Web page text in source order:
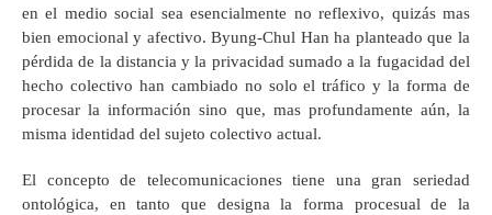
en el medio social sea esencialmente no reflexivo, quizás mas
bien emocional y afectivo. Byung-Chul Han ha planteado que la
pérdida de la distancia y la privacidad sumado a la fugacidad del
hecho colectivo han cambiado no solo el tráfico y la forma de
procesar la información sino que, mas profundamente aún, la
misma identidad del sujeto colectivo actual.
El concepto de telecomunicaciones tiene una gran seriedad
ontológica, en tanto que designa la forma procesual de la